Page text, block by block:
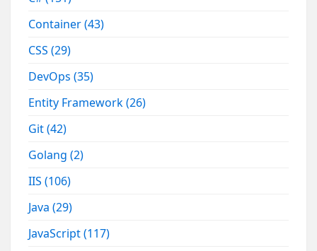
Container(43)
CSS(29)
DevOps(35)
Entity Framework(26)
Git(42)
Golang(2)
IIS(106)
Java(29)
JavaScript(117)